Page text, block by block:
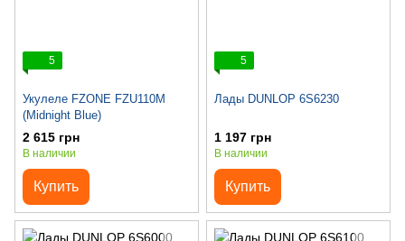
5
Укулеле FZONE FZU110M
(Midnight Blue)
2 615 грн
В наличии
Купить
5
Лады DUNLOP 6S6230
1 197 грн
В наличии
Купить